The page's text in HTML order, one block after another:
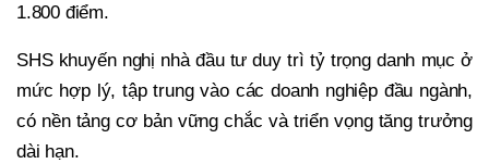
1.800 điểm.
SHS khuyến nghị nhà đầu tư duy trì tỷ trọng danh mục ở
mức hợp lý, tập trung vào các doanh nghiệp đầu ngành,
có nền tảng cơ bản vững chắc và triển vọng tăng trưởng
dài hạn.